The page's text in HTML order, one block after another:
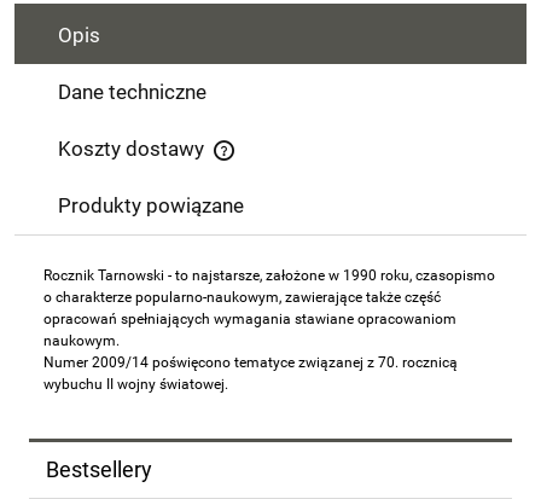
Opis
Dane techniczne
Koszty dostawy
Cena nie zawiera ewentualnych kosztów płatności
Produkty powiązane
Rocznik Tarnowski - to najstarsze, założone w 1990 roku, czasopismo
o charakterze popularno-naukowym, zawierające także część
opracowań spełniających wymagania stawiane opracowaniom
naukowym.
Numer 2009/14 poświęcono tematyce związanej z 70. rocznicą
wybuchu II wojny światowej.
Bestsellery